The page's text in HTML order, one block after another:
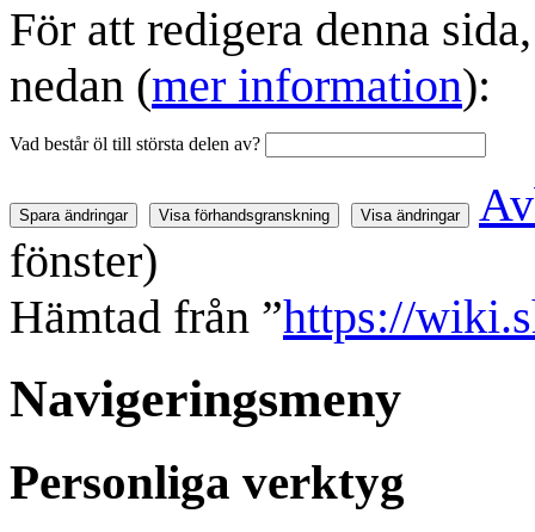
För att redigera denna
nedan (mer information):
Vad består öl till största delen av?
fönster)
Hämtad från ”https://
Navigeringsmeny
Personliga verktyg